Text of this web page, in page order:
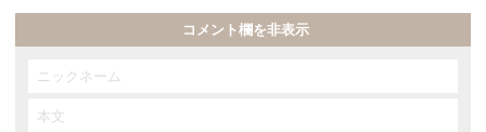
コメント欄を非表示